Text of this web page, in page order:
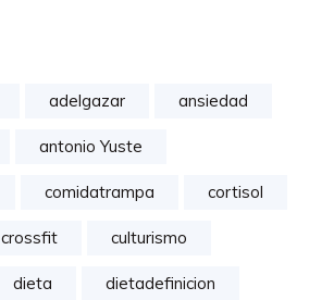
adelgazar ansiedad
antonio Yuste
comidatrampa cortisol
crossfit culturismo
dieta dietadefinicion